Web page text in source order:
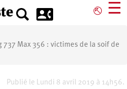
⎋ ☰
737 Max 356 : victimes de la soif de
Publié le Lundi 8 avril 2019 à 14h56.